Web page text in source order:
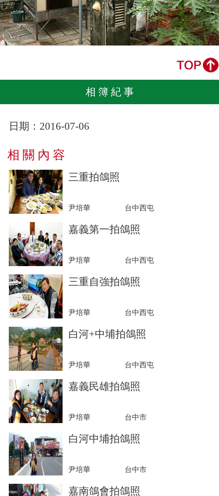
相 簿 紀 事
日期：2016-07-06
相 關 內 容
三重拍鴿照
尹培華 台中西屯
嘉義第一拍鴿照
尹培華 台中西屯
三重自強拍鴿照
尹培華 台中西屯
白河+中埔拍鴿照
尹培華 台中西屯
嘉義民雄拍鴿照
尹培華 台中市
白河中埔拍鴿照
尹培華 台中市
嘉南鴿會拍鴿照